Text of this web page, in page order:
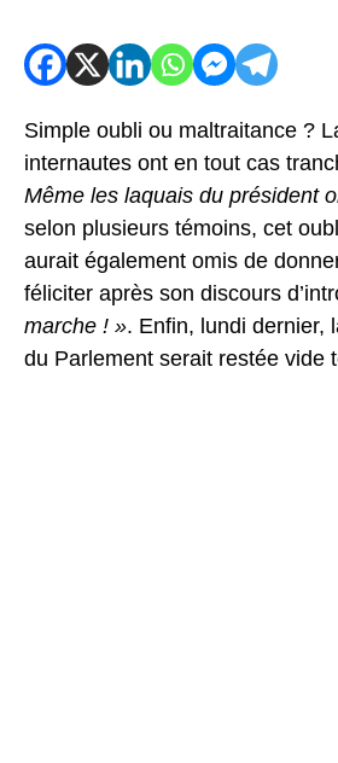
Simple oubli ou maltraitance ?
internautes ont en tout cas
Même les laquais du président
selon plusieurs témoins, cet
aurait également omis de
féliciter après son discours
marche ! ». Enfin, lundi dernier,
du Parlement serait restée vide